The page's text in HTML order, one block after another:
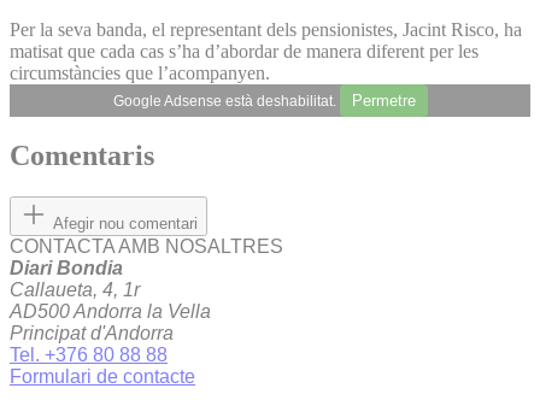
Per la seva banda, el representant dels pensionistes, Jacint Risco, ha
matisat que cada cas s’ha d’abordar de manera diferent per les
circumstàncies que l’acompanyen.
Google Adsense està deshabilitat. Permetre
Comentaris
Afegir nou comentari
CONTACTA AMB NOSALTRES
Diari Bondia
Callaueta, 4, 1r
AD500 Andorra la Vella
Principat d'Andorra
Tel. +376 80 88 88
Formulari de contacte